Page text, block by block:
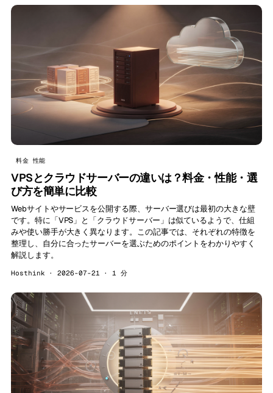
料金 性能
VPSとクラウドサーバーの違いは？料金・性能・選
び方を簡単に比較
Webサイトやサービスを公開する際、サーバー選びは最初の大きな壁
です。特に「VPS」と「クラウドサーバー」は似ているようで、仕組
みや使い勝手が大きく異なります。この記事では、それぞれの特徴を
整理し、自分に合ったサーバーを選ぶためのポイントをわかりやすく
解説します。
Hosthink · 2026-07-21 · 1 分